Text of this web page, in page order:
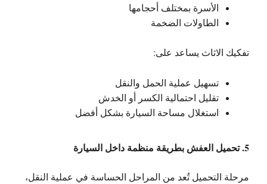
الأسرة بمختلف أحجامها
الطاولات الضخمة
تفكيك الاثاث يساعد على:
تسهيل عملية الحمل والنقل
تقليل احتمالية الكسر أو الخدش
استغلال مساحة السيارة بشكل أفضل
5. تحميل العفش بطريقة منظمة داخل السيارة
مرحلة التحميل تُعد من المراحل الحساسة في عملية النقل،